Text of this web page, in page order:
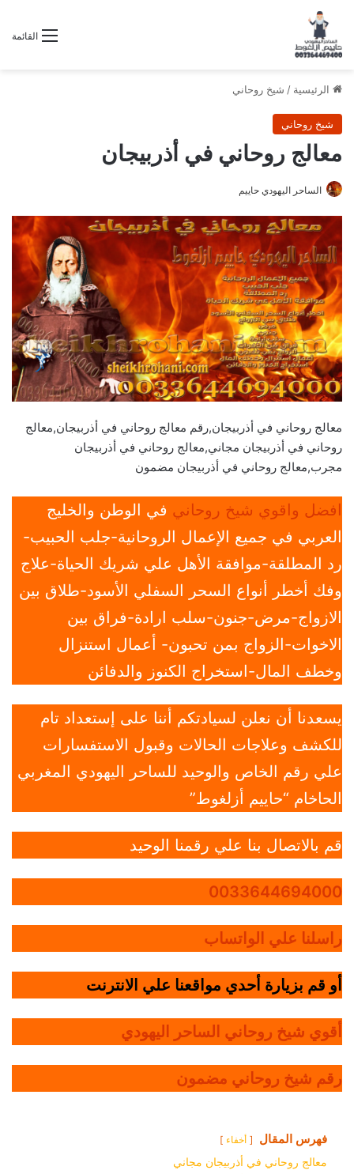
القائمة
الرئيسية / شيخ روحاني
شيخ روحاني
معالج روحاني في أذربيجان
الساحر اليهودي حاييم
معالج روحاني في أذربيجان,رقم معالج روحاني في أذربيجان,معالج
روحاني في أذربيجان مجاني,معالج روحاني في أذربيجان
مجرب,معالج روحاني في أذربيجان مضمون
افضل واقوي شيخ روحاني في الوطن والخليج
العربي في جميع الإعمال الروحانية-جلب الحبيب-
رد المطلقة-موافقة الأهل علي شريك الحياة-علاج
وفك أخطر أنواع السحر السفلي الأسود-طلاق بين
الازواج-مرض-جنون-سلب ارادة-فراق بين
الاخوات-الزواج بمن تحبون- أعمال استنزال
وخطف المال-استخراج الكنوز والدفائن
يسعدنا أن نعلن لسيادتكم أننا على إستعداد تام
للكشف وعلاجات الحالات وقبول الاستفسارات
علي رقم الخاص والوحيد للساحر اليهودي المغربي
الحاخام “حاييم أزلغوط”
قم بالاتصال بنا علي رقمنا الوحيد
0033644694000
راسلنا علي الواتساب
أو قم بزيارة أحدي مواقعنا علي الانترنت
أقوي شيخ روحاني الساحر اليهودي
رقم شيخ روحاني مضمون
فهرس المقال أخفاء
معالج روحاني في أذربيجان مجاني